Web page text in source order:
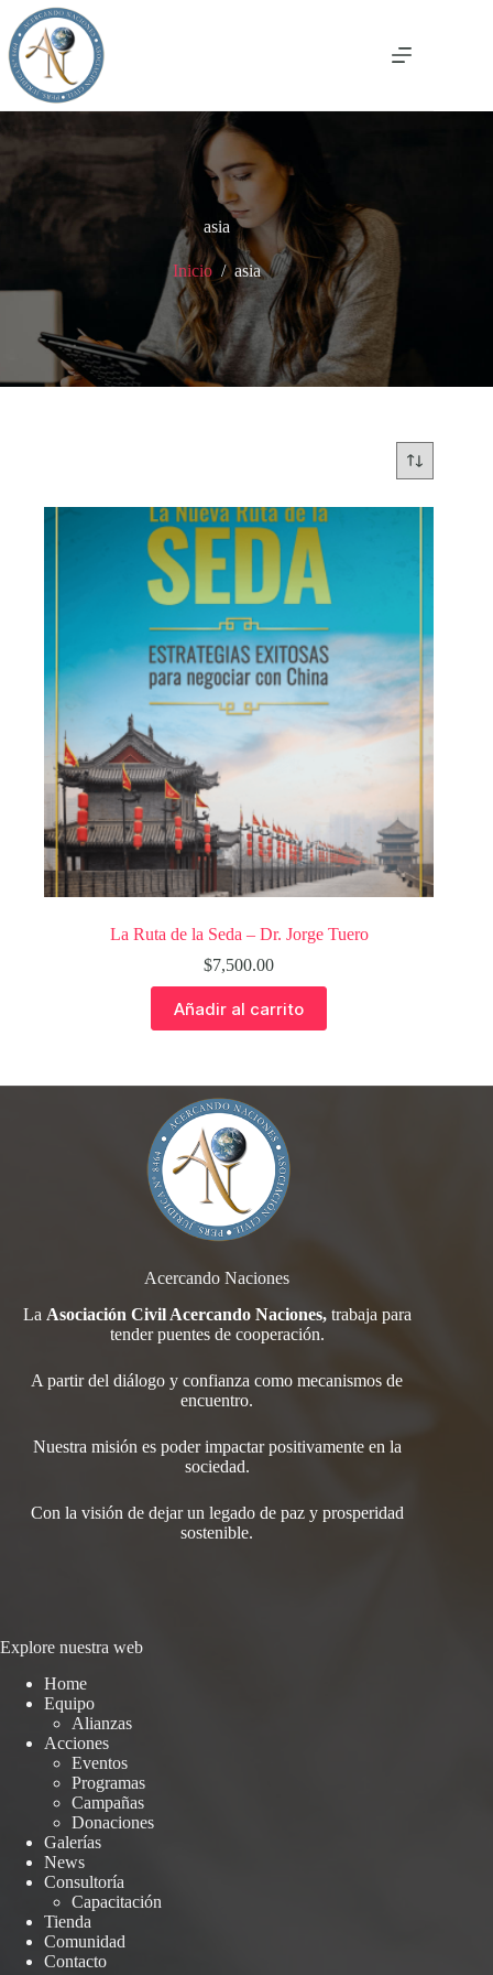
Saltar
contenido
asia
Inicio / asia
La Ruta de la Seda – Dr. Jorge Tuero
$7,500.00
Añadir al carrito
Acercando Naciones
La Asociación Civil Acercando Naciones,trabaja para
tenderpuentes de cooperación.
A partir del diálogo y confianza como mecanismos de
encuentro.
Nuestra misión es poder impactar positivamente en la
sociedad.
Con la visión de dejar un legado de paz y prosperidad
sostenible.
Explore nuestra web
Home
Equipo
Alianzas
Acciones
Eventos
Programas
Campañas
Donaciones
Galerías
News
Consultoría
Capacitación
Tienda
Comunidad
Contacto